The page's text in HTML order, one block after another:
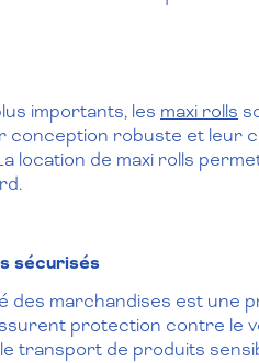
importants, les maxi rolls
conception robuste et leur
location de maxi rolls
sécurisés
des marchandises est une
protection contre le
transport de produits